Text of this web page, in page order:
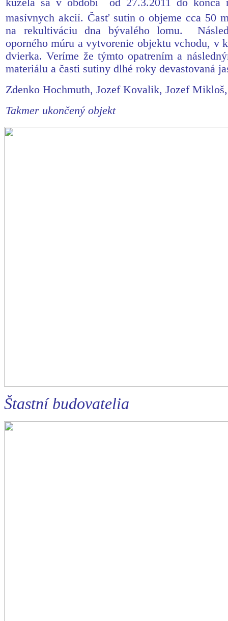
masívnych akcií. Časť sutín o objeme cca 50
na rekultiváciu dna bývalého lomu.
oporného múru a vytvorenie objektu vchodu, v
dvierka. Veríme že týmto opatrením a
materiálu a časti sutiny dlhé roky devastovaná
Zdenko Hochmuth, Jozef Kovalik, Jozef
Takmer ukončený objekt
Štastní budovatelia